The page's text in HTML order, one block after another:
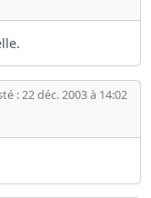
: 22 déc. 2003 à 14:02